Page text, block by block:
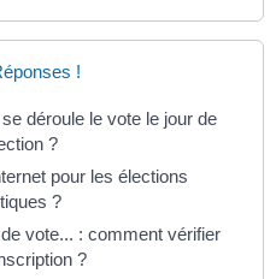
!
déroule le vote le jour de
?
pour les élections
?
vote... : comment vérifier
?